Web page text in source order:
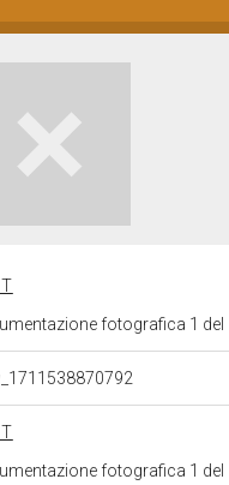
IT
fotografica 1
IT
fotografica 1